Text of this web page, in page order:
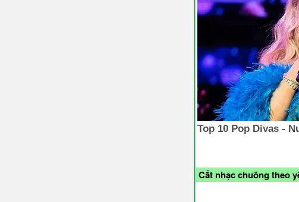
Cắt nhạc chuông theo